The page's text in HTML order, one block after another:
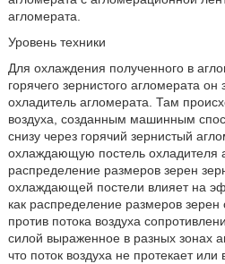
агломерата.
Уровень техники
Для охлаждения полученного в
горячего зернистого агломерата
охладитель агломерата. Там
воздуха, созданным машинным
снизу через горячий зернистый
охлаждающую постель охладителя
распределение размеров зерен
охлаждающей постели влияет на
как распределение размеров
против потока воздуха
силой выраженное в разных зонах
что поток воздуха не протекает